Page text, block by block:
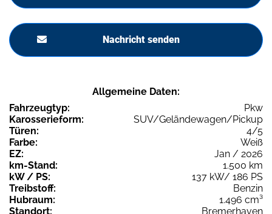
Nachricht senden
Allgemeine Daten:
Fahrzeugtyp:
Pkw
Karosserieform:
SUV/Geländewagen/Pickup
Türen:
4/5
Farbe:
Weiß
EZ:
Jan / 2026
km-Stand:
1.500 km
kW / PS:
137 kW/ 186 PS
Treibstoff:
Benzin
Hubraum:
1.496 cm³
Standort:
Bremerhaven